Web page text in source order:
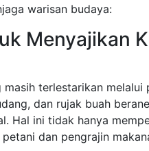
warisan budaya:
Menyajikan
terlestarikan melalui
dan rujak buah
Hal ini tidak hanya
dan pengrajin